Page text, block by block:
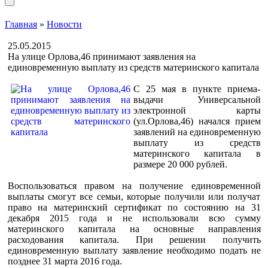
Главная » Новости
25.05.2015
На улице Орлова,46 принимают заявления на
единовременную выплату из средств материнского капитала
С 25 мая в пункте приема-
выдачи Универсальной
электронной карты
(ул.Орлова,46) начался прием
заявлений на единовременную
выплату из средств
материнского капитала в
размере 20 000 рублей.
Воспользоваться правом на получение единовременной
выплаты смогут все семьи, которые получили или получат
право на материнский сертификат по состоянию на 31
декабря 2015 года и не использовали всю сумму
материнского капитала на основные направления
расходования капитала. При решении получить
единовременную выплату заявление необходимо подать не
позднее 31 марта 2016 года.